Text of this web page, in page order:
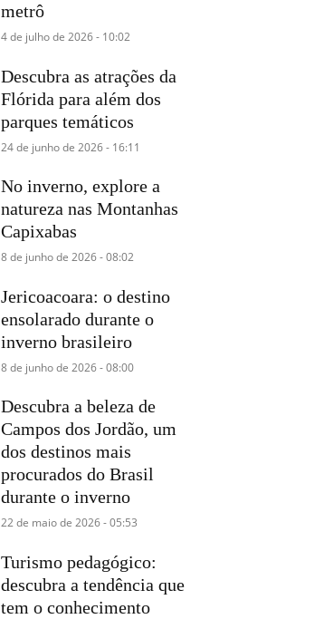
metrô
4 de julho de 2026 - 10:02
Descubra as atrações da
Flórida para além dos
parques temáticos
24 de junho de 2026 - 16:11
No inverno, explore a
natureza nas Montanhas
Capixabas
8 de junho de 2026 - 08:02
Jericoacoara: o destino
ensolarado durante o
inverno brasileiro
8 de junho de 2026 - 08:00
Descubra a beleza de
Campos dos Jordão, um
dos destinos mais
procurados do Brasil
durante o inverno
22 de maio de 2026 - 05:53
Turismo pedagógico:
descubra a tendência que
tem o conhecimento